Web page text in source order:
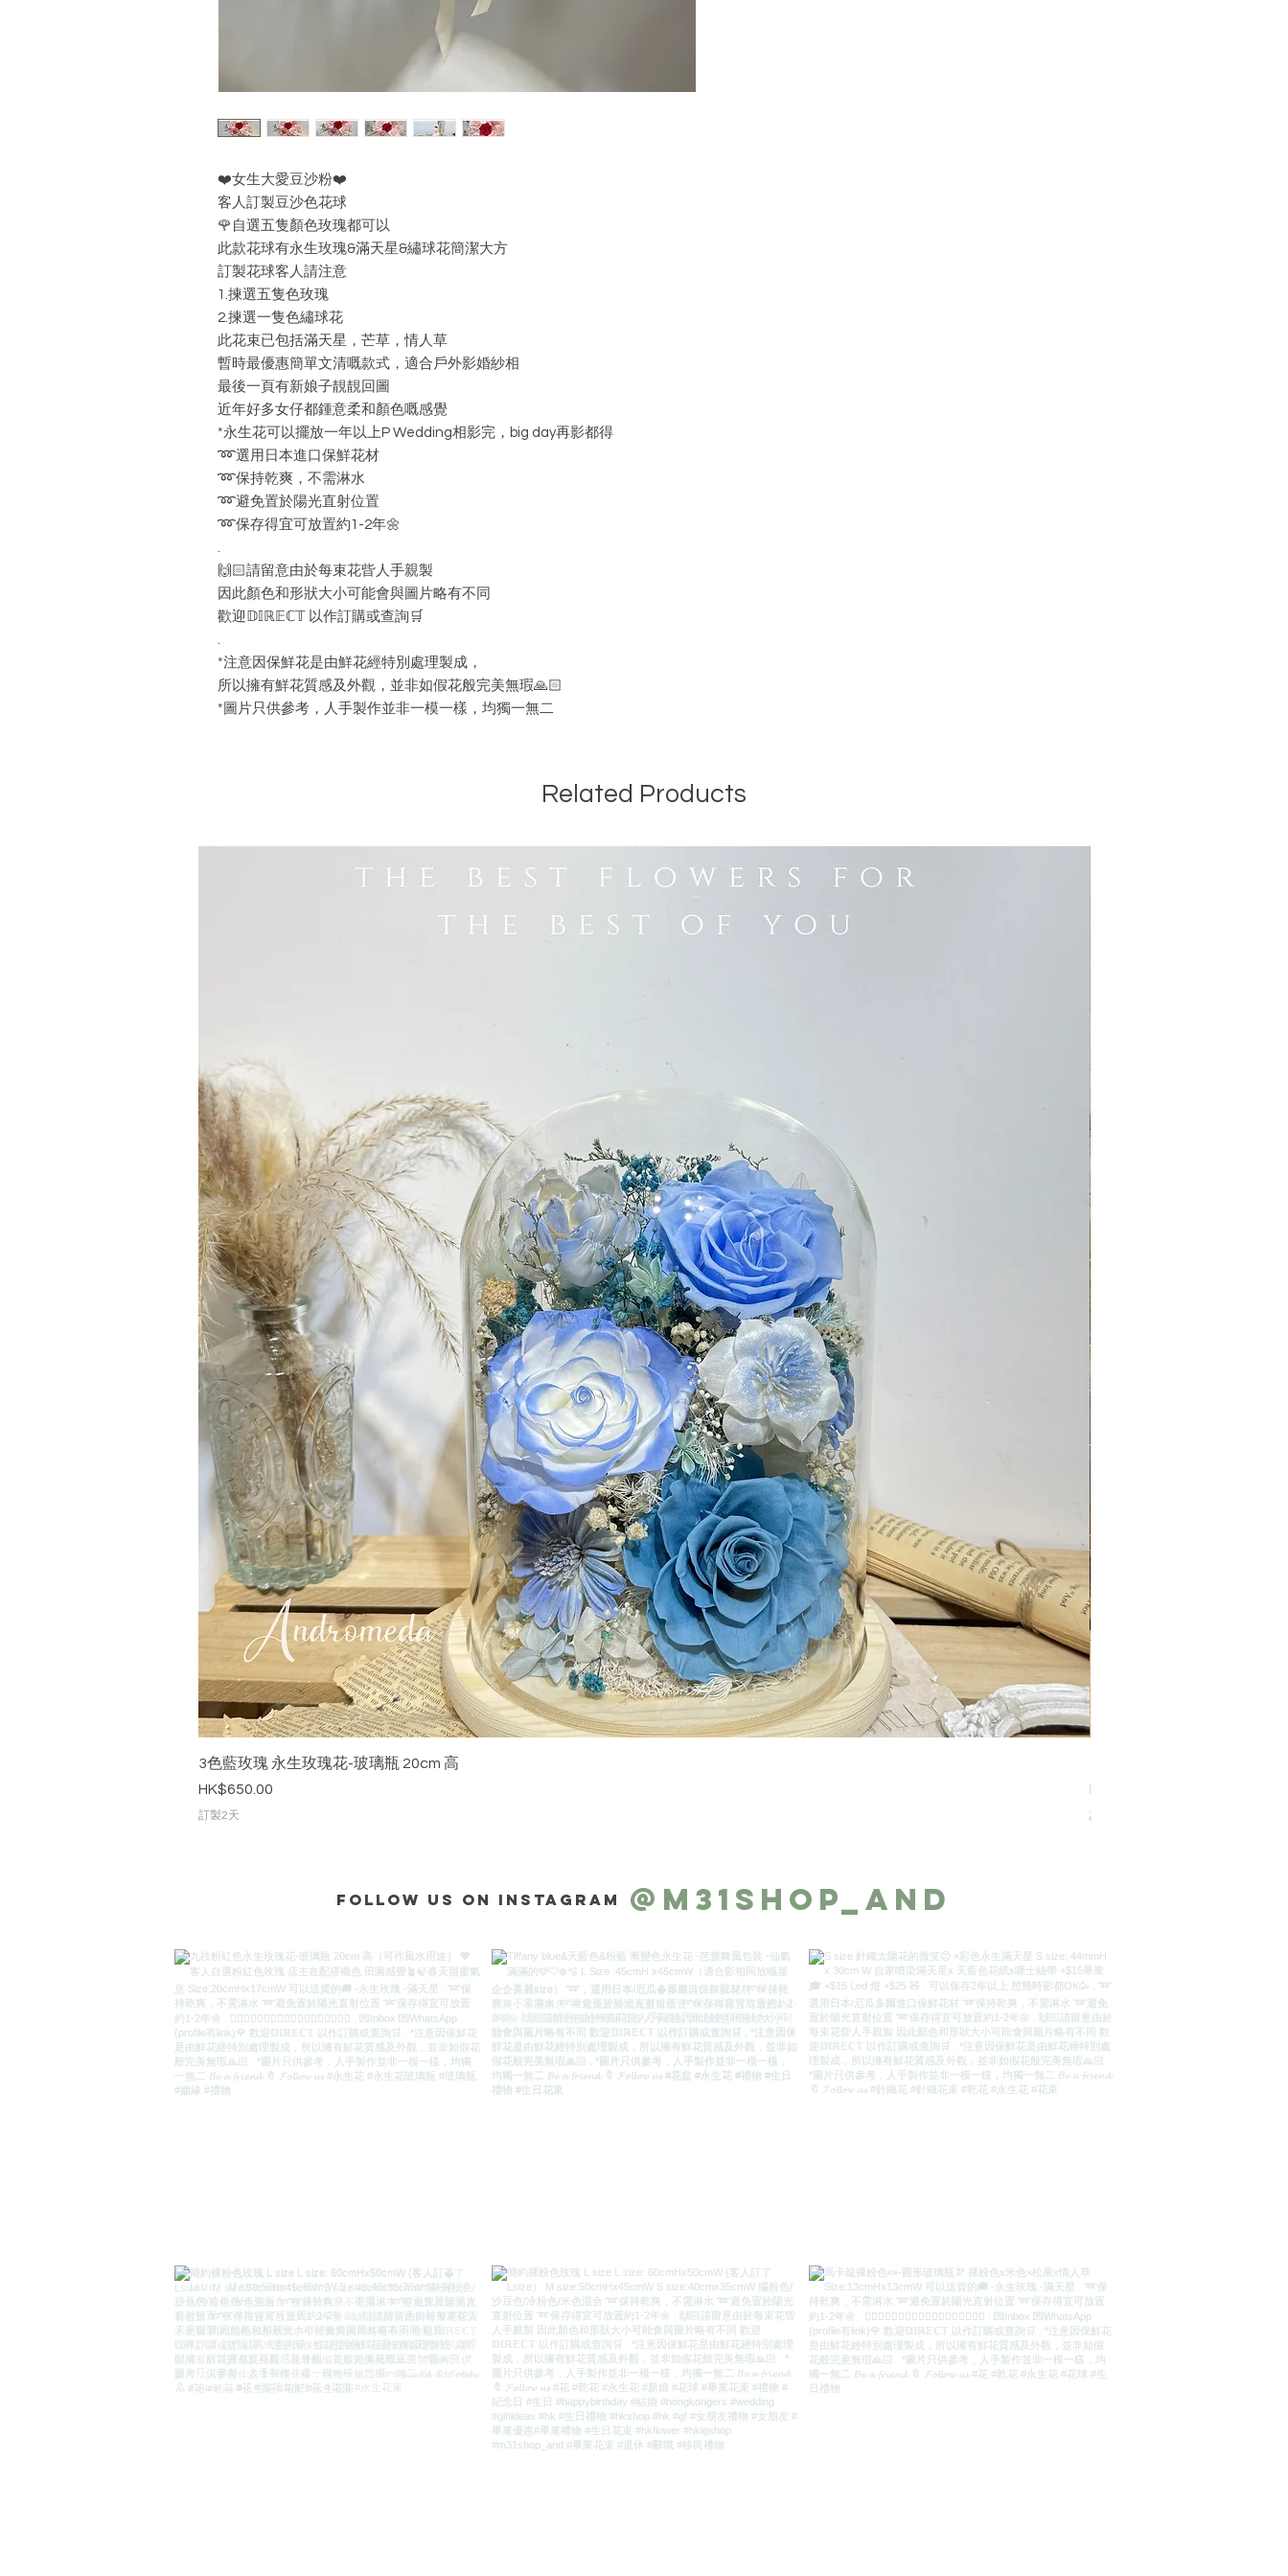
❤️女生大愛豆沙粉❤️
客人訂製豆沙色花球
🌹自選五隻顏色玫瑰都可以
此款花球有永生玫瑰&滿天星&繡球花簡潔大方
訂製花球客人請注意
1.揀選五隻色玫瑰
2.揀選一隻色繡球花
此花束已包括滿天星，芒草，情人草
暫時最優惠簡單文清嘅款式，適合戶外影婚紗相
最後一頁有新娘子靚靚回圖
近年好多女仔都鍾意柔和顏色嘅感覺
*永生花可以擺放一年以上P Wedding相影完，big day再影都得
➿選用日本進口保鮮花材
➿保持乾爽，不需淋水
➿避免置於陽光直射位置
➿保存得宜可放置約1-2年🌼
.
🙌🏻請留意由於每束花㫮人手親製
因此顏色和形狀大小可能會與圖片略有不同
歡迎𝔻𝕀ℝ𝔼ℂ𝕋 以作訂購或查詢🛒
.
*注意因保鮮花是由鮮花經特別處理製成，
所以擁有鮮花質感及外觀，並非如假花般完美無瑕🙏🏻
*圖片只供參考，人手製作並非一模一樣，均獨一無二
Related Products
3色藍玫瑰 永生玫瑰花-玻璃瓶 20cm 高
價格
HK$650.00
訂製2天
價格
HK$888.00
訂製2天
Follow us on Instagram @m31shop_and